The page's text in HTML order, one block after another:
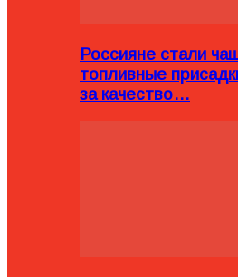
Россияне стали
топливные
за качество…